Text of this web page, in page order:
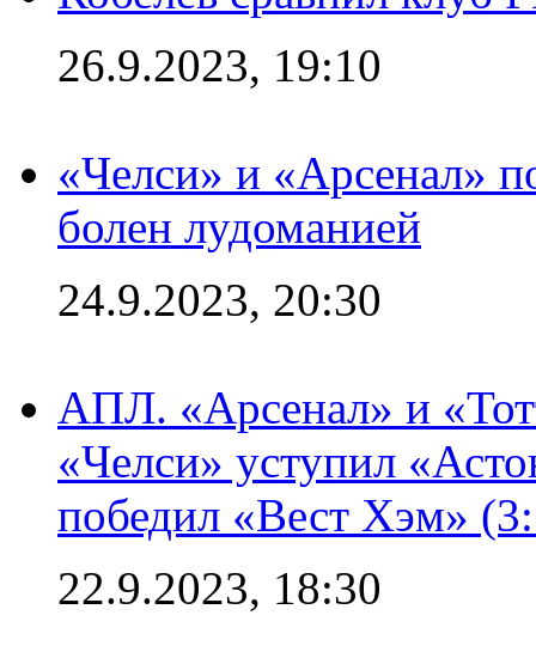
26.9.2023, 19:10
«Челси» и «Арсенал»
болен лудоманией
24.9.2023, 20:30
АПЛ. «Арсенал» и
«Челси» уступил
победил «Вест Хэм»
22.9.2023, 18:30